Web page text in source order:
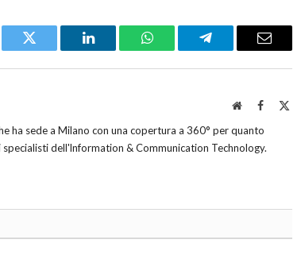
Twitter LinkedIn WhatsAppTelegram Email
WebsiteFacebook
ha sede a Milano con una copertura a 360° per quanto
dell'lnformation & Communication Technology.